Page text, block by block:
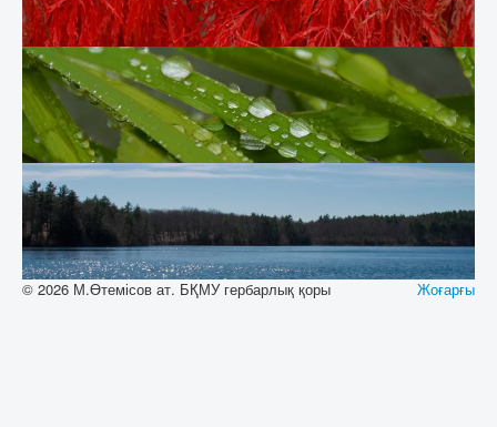
Жоғарғы
© 2026 М.Өтемісов ат. БҚМУ гербарлық қоры